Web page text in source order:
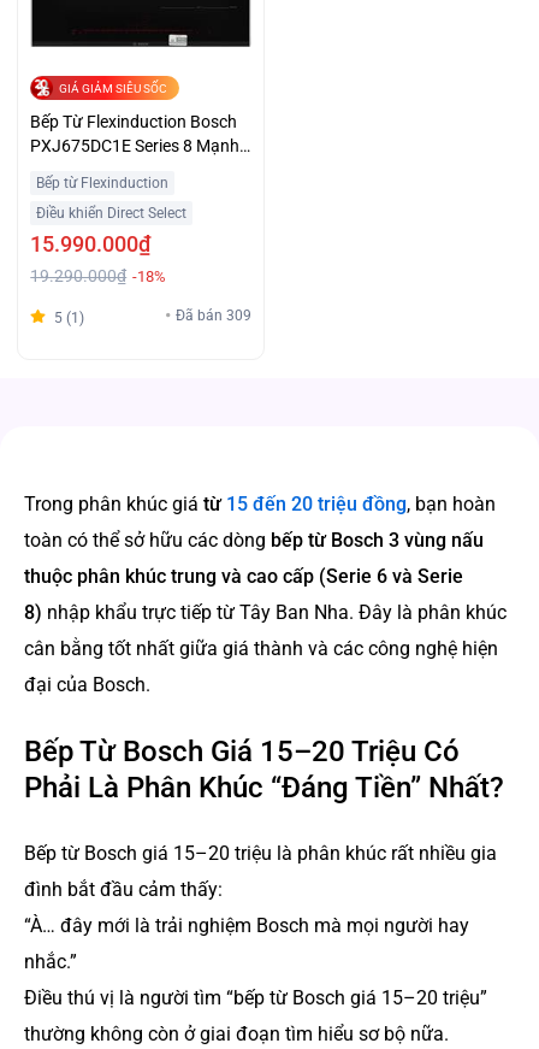
GIÁ GIẢM SIÊU SỐC
Bếp Từ Flexinduction Bosch
PXJ675DC1E Series 8 Mạnh
Mẽ Giá Ưu Đãi
Bếp từ Flexinduction
Điều khiển Direct Select
15.990.000₫
19.290.000₫ -18%
5 (1) Đã bán 309
Trong phân khúc giá từ 15 đến 20 triệu đồng, bạn hoàn
toàn có thể sở hữu các dòng bếp từ Bosch 3 vùng nấu
thuộc phân khúc trung và cao cấp (Serie 6 và Serie
8) nhập khẩu trực tiếp từ Tây Ban Nha. Đây là phân khúc
cân bằng tốt nhất giữa giá thành và các công nghệ hiện
đại của Bosch.
Bếp Từ Bosch Giá 15–20 Triệu Có
Phải Là Phân Khúc “Đáng Tiền” Nhất?
Bếp từ Bosch giá 15–20 triệu là phân khúc rất nhiều gia
đình bắt đầu cảm thấy:
“À… đây mới là trải nghiệm Bosch mà mọi người hay
nhắc.”
Điều thú vị là người tìm “bếp từ Bosch giá 15–20 triệu”
thường không còn ở giai đoạn tìm hiểu sơ bộ nữa.